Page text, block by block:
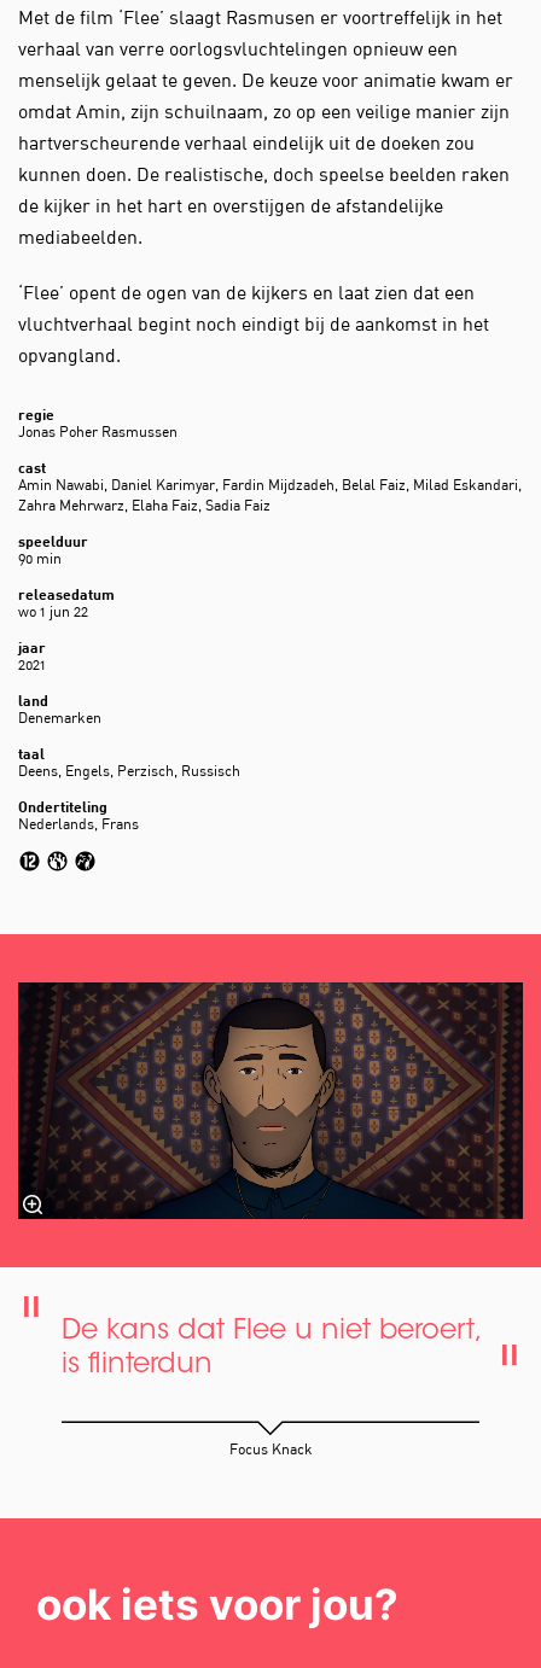
Met de film ‘Flee’ slaagt Rasmusen er voortreffelijk in het
verhaal van verre oorlogsvluchtelingen opnieuw een
menselijk gelaat te geven. De keuze voor animatie kwam er
omdat Amin, zijn schuilnaam, zo op een veilige manier zijn
hartverscheurende verhaal eindelijk uit de doeken zou
kunnen doen. De realistische, doch speelse beelden raken
de kijker in het hart en overstijgen de afstandelijke
mediabeelden.
‘Flee’ opent de ogen van de kijkers en laat zien dat een
vluchtverhaal begint noch eindigt bij de aankomst in het
opvangland.
regie
Jonas Poher Rasmussen
cast
Amin Nawabi, Daniel Karimyar, Fardin Mijdzadeh, Belal Faiz, Milad Eskandari,
Zahra Mehrwarz, Elaha Faiz, Sadia Faiz
speelduur
90 min
releasedatum
wo 1 jun 22
jaar
2021
land
Denemarken
taal
Deens, Engels, Perzisch, Russisch
Ondertiteling
Nederlands, Frans
De kans dat Flee u niet beroert,
is flinterdun
Focus Knack
ook iets voor jou?